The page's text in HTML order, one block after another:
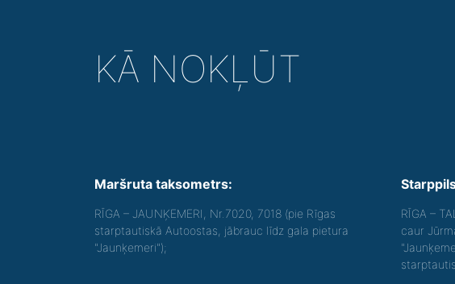
KĀ NOKĻŪT
Maršruta taksometrs:
RĪGA – JAUNĶEMERI, Nr.7020, 7018 (pie Rīgas
starptautiskā Autoostas, jābrauc līdz gala pietura
"Jaunķemeri");
RĪGA –
caur